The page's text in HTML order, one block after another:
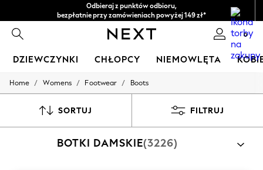
Odbieraj z punktów odbioru,
bezpłatnie przy zamówieniach powyżej 149 zł*
Łatwe zwroty*
0
DZIEWCZYNKI CHŁOPCY NIEMOWLĘTA
HOLIDAY SHOP
All Swimwear
Beach Dresses & Kaftans
Home / Womens / Footwear / Boots
SORTUJ FILTRUJ
BOTKI DAMSKIE(3226)